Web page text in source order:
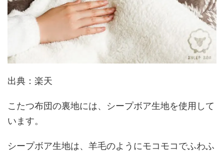
出典：楽天
こたつ布団の裏地には、シープボア生地を使用して
います。
シープボア生地は、羊毛のようにモコモコでふわふ